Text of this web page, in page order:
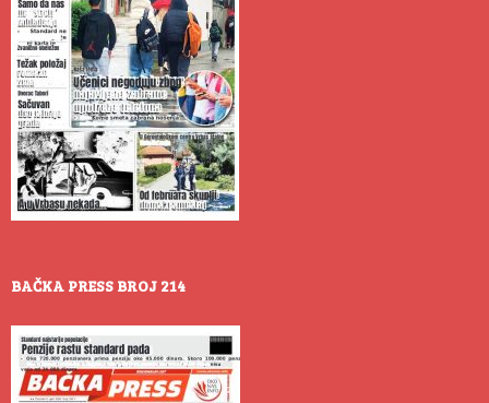
BAČKA PRESS BROJ 214